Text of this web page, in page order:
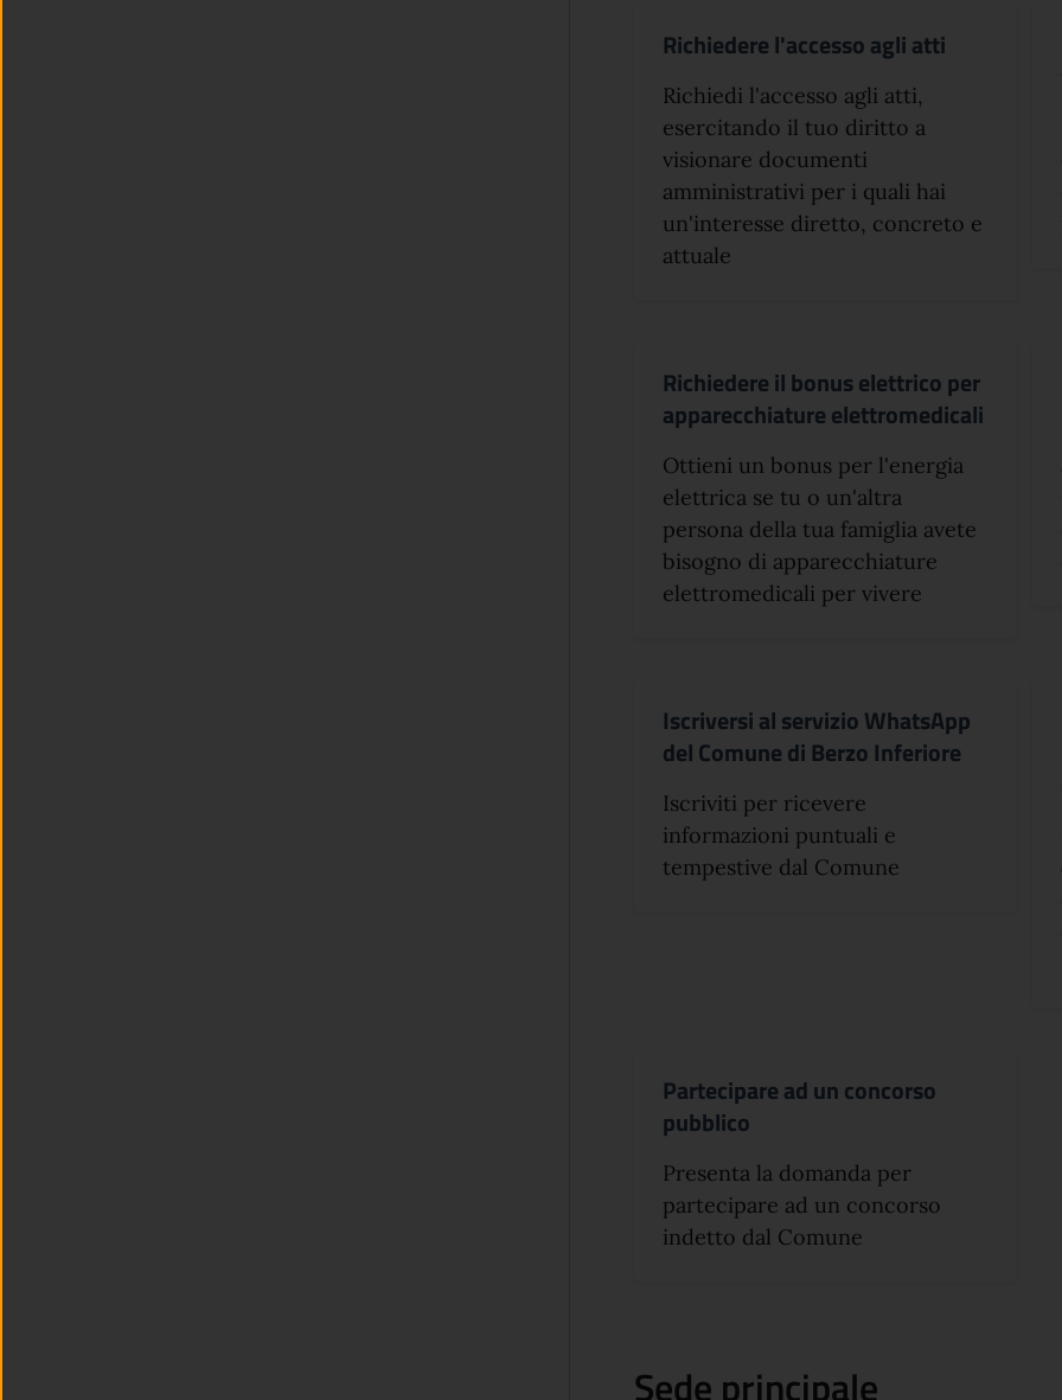
Richiedere l'accesso agli atti
Richiedi l'accesso agli atti,
esercitando il tuo diritto a
visionare documenti
amministrativi per i quali hai
un'interesse diretto, concreto e
attuale
Richiedere il bonus elettrico per
apparecchiature elettromedicali
Ottieni un bonus per l'energia
elettrica se tu o un'altra
persona della tua famiglia avete
bisogno di apparecchiature
elettromedicali per vivere
Iscriversi al servizio WhatsApp
del Comune di Berzo Inferiore
Iscriviti per ricevere
informazioni puntuali e
tempestive dal Comune
Partecipare ad un concorso
pubblico
Presenta la domanda per
partecipare ad un concorso
indetto dal Comune
Sede principale